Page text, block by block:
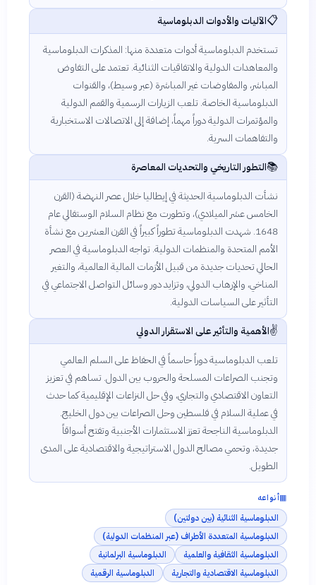
📋الآليات والأدوات الدبلوماسية
تستخدم الدبلوماسية أدوات متعددة منها: المذكرات الدبلوماسية
والمعاهدات الدولية والاتفاقيات الثنائية. تعتمد على التفاوض
المباشر، والمفاوضات غير المباشرة (عبر وسيط)، والقنوات
الدبلوماسية الخاصة. تلعب الزيارات الرسمية والقمم الدولية
والمؤتمرات الدولية دوراً مهماً، إضافة إلى الاتصالات الاستخبارية
والتفاهمات السرية.
📚التطور التاريخي والتحديات المعاصرة
نشأت الدبلوماسية الحديثة في إيطاليا خلال عصر النهضة (القرن
الخامس عشر الميلادي)، وتطورت مع نظام السلام الوستفالي عام
1648. شهدت الدبلوماسية تطوراً كبيراً في القرن العشرين مع نشأة
الأمم المتحدة والمنظمات الدولية. تواجه الدبلوماسية في العصر
الحالي تحديات جديدة من قبيل الأزمات المالية العالمية، والتغير
المناخي، والإرهاب الدولي، وتزايد دور وسائل التواصل الاجتماعي في
التأثير على السياسات الدولية.
✌️الأهمية والتأثير على الاستقرار الدولي
تلعب الدبلوماسية دوراً حاسماً في الحفاظ على السلم العالمي
وتجنب الصراعات المسلحة والحروب بين الدول. تساهم في تعزيز
التعاون الاقتصادي والتجاري، وفي حل النزاعات الإقليمية كما حدث
في عملية السلام في فلسطين وحل الصراعات بين دول الخليج.
الدبلوماسية الناجحة تعزز الاستثمارات الأجنبية وتفتح أسواقاً
جديدة، وتحمي مصالح الدول الاستراتيجية والاقتصادية على المدى
الطويل.
▦أنواعه
الدبلوماسية الثنائية (بين دولتين)
الدبلوماسية المتعددة الأطراف (عبر المنظمات الدولية)
الدبلوماسية الثقافية والعلمية
الدبلوماسية البرلمانية
الدبلوماسية الاقتصادية والتجارية
الدبلوماسية الرقمية